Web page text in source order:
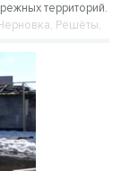
территорий.
Решёты,